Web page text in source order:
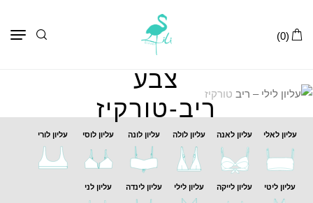
(0)
צבע
ריב-טורקיז
עליון לאלי עליון לאנה עליון לולה עליון לונה עליון לוסי עליון לורי
עליון ליטי עליון לייקה עליון לילי עליון לינדה עליון לני